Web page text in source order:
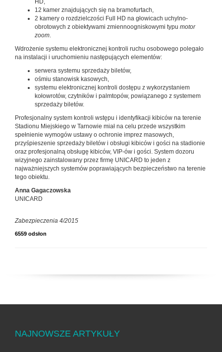
HD,
12 kamer znajdujących się na bramofurtach,
2 kamery o rozdzielczości Full HD na głowicach uchylno-
obrotowych z obiektywami zmiennoogniskowymi typu motor
zoom.
Wdrożenie systemu elektronicznej kontroli ruchu osobowego polegało
na instalacji i uruchomieniu następujących elementów:
serwera systemu sprzedaży biletów,
ośmiu stanowisk kasowych,
systemu elektronicznej kontroli dostępu z wykorzystaniem
kołowrotów, czytników i palmtopów, powiązanego z systemem
sprzedaży biletów.
Profesjonalny system kontroli wstępu i identyfikacji kibiców na terenie
Stadionu Miejskiego w Tarnowie miał na celu przede wszystkim
spełnienie wymogów ustawy o ochronie imprez masowych,
przyśpieszenie sprzedaży biletów i obsługi kibiców i gości na stadionie
oraz profesjonalną obsługę kibiców, VIP-ów i gości. System dozoru
wizyjnego zainstalowany przez firmę UNICARD to jeden z
najważniejszych systemów poprawiających bezpieczeństwo na terenie
tego obiektu.
Anna Gagaczowska
UNICARD
Zabezpieczenia 4/2015
6559 odsłon
NAJNOWSZE ARTYKUŁY